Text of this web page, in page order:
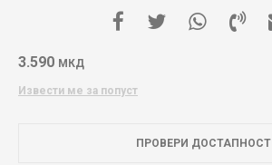
3.590 МКД
Извести ме за попуст
ПРОВЕРИ ДОСТАПНОСТ